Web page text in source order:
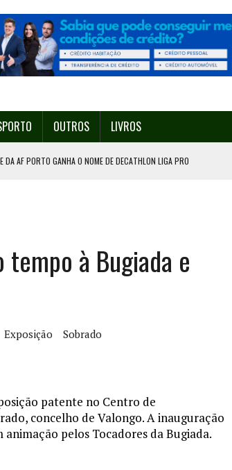
OUTROS LIVROS
AF PORTO GANHA O NOME DE DECATHLON LIGA PRO
FEIRA EM VALONGO VAI CONTAR COM 200 DRONES
OBRIGA A CORTE DE TRÂNSITO
tempo à Bugiada e
Exposição Sobrado
patente no Centro de
concelho de Valongo. A inauguração
pelos Tocadores da Bugiada.